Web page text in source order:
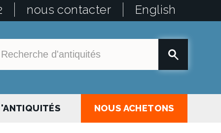
nous contacter English
NOUS ACHETONS